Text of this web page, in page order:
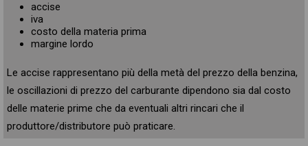
accise
iva
costo della materia prima
margine lordo
Le accise rappresentano più della metà del prezzo della benzina,
le oscillazioni di prezzo del carburante dipendono sia dal costo
delle materie prime che da eventuali altri rincari che il
produttore/distributore può praticare.